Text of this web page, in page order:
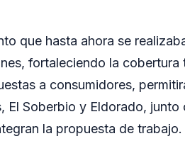
que hasta ahora se
fortaleciendo la cobertura
a consumidores,
El Soberbio y Eldorado, junto
la propuesta de trabajo.